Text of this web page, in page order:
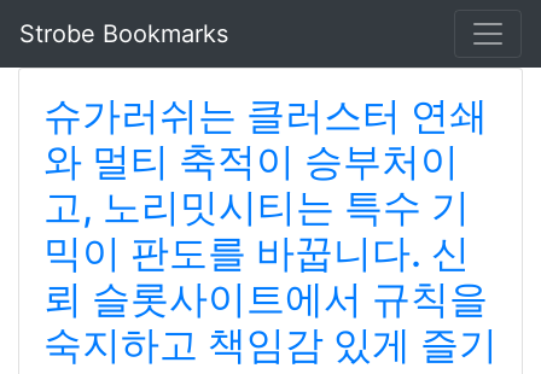
Strobe Bookmarks
슈가러쉬는 클러스터 연쇄
와 멀티 축적이 승부처이
고, 노리밋시티는 특수 기
믹이 판도를 바꿉니다. 신
뢰 슬롯사이트에서 규칙을
숙지하고 책임감 있게 즐기